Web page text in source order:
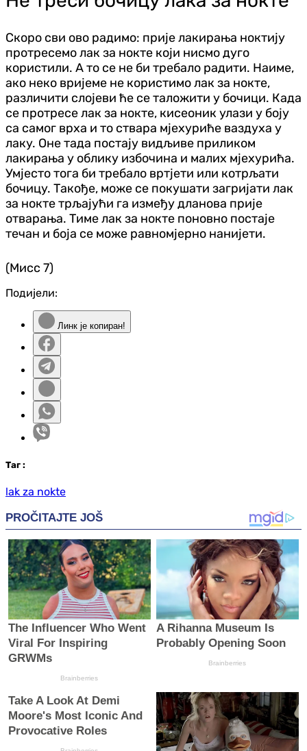
Скоро сви ово радимо: прије лакирања ноктију
протресемо лак за нокте који нисмо дуго
користили. А то се не би требало радити. Наиме,
ако неко вријеме не користимо лак за нокте,
различити слојеви ће се таложити у бочици. Када
се протресе лак за нокте, кисеоник улази у боју
са самог врха и то ствара мјехуриће ваздуха у
лаку. Оне тада постају видљиве приликом
лакирања у облику избочина и малих мјехурића.
Умјесто тога би требало вртјети или котрљати
бочицу. Такође, може се покушати загријати лак
за нокте трљајући га између дланова прије
отварања. Тиме лак за нокте поновно постаје
течан и боја се може равномјерно нанијети.
(Мисс 7)
Подијели:
Линк је копиран!
Таг :
lak za nokte